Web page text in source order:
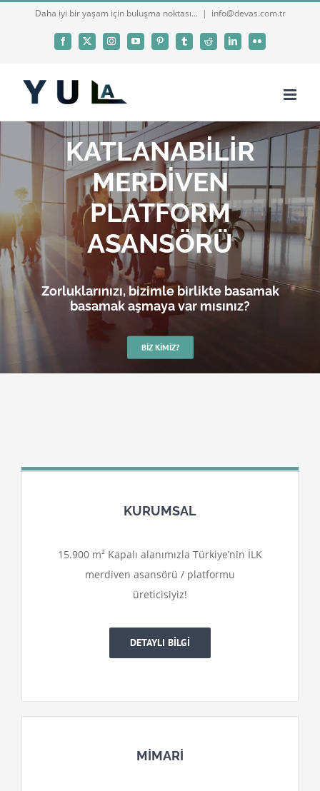
Daha iyi bir yaşam için buluşma noktası... | info@devas.com.tr
Facebook
X InstagramYouTubePinterestTumblrReddit LinkedInFlickr
KATLANABİLİR
MERDİVEN
PLATFORM
ASANSÖRÜ
Zorluklarınızı, bizimle birlikte basamak
basamak aşmaya var mısınız?
BIZ KIMIZ?
KURUMSAL
15.900 m² Kapalı alanımızla Türkiye’nin İLK
merdiven asansörü / platformu
üreticisiyiz!
DETAYLI BİLGİ
MİMARİ